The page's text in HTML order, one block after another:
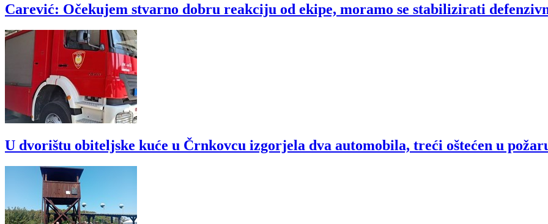
Carević: Očekujem stvarno dobru reakciju od ekipe, moramo se stabilizirati
U dvorištu obiteljske kuće u Črnkovcu izgorjela dva automobila, treći oštećen u